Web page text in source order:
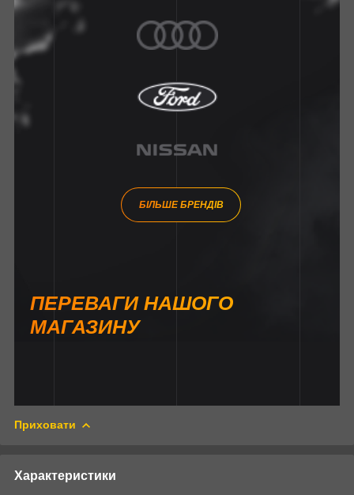
БІЛЬШЕ БРЕНДІВ
ПЕРЕВАГИ НАШОГО
МАГАЗИНУ
Приховати
Характеристики